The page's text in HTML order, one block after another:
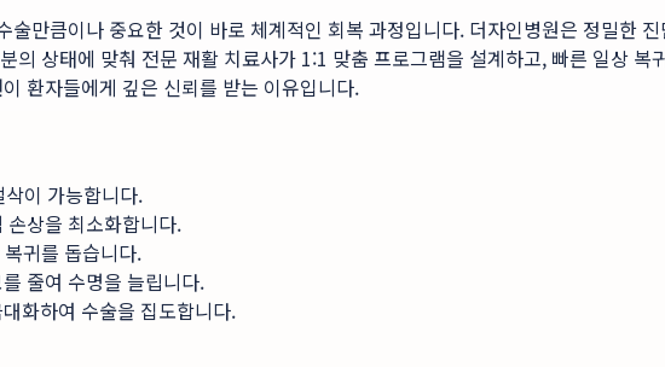
만큼이나 중요한 것이 바로 체계적인 회복 과정입니다. 더자인병원은 정밀한
상태에 맞춰 전문 재활 치료사가 1:1 맞춤 프로그램을 설계하고, 빠른 일상 복
이 환자들에게 깊은 신뢰를 받는 이유입니다.
이 가능합니다.
상을 최소화합니다.
귀를 돕습니다.
줄여 수명을 늘립니다.
화하여 수술을 집도합니다.